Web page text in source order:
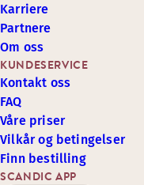
SCANDIC APP
KUNDESERVICE
Kontakt oss
FAQ
Våre priser
Vilkår og betingelser
Finn bestilling
Karriere
Partnere
Om oss